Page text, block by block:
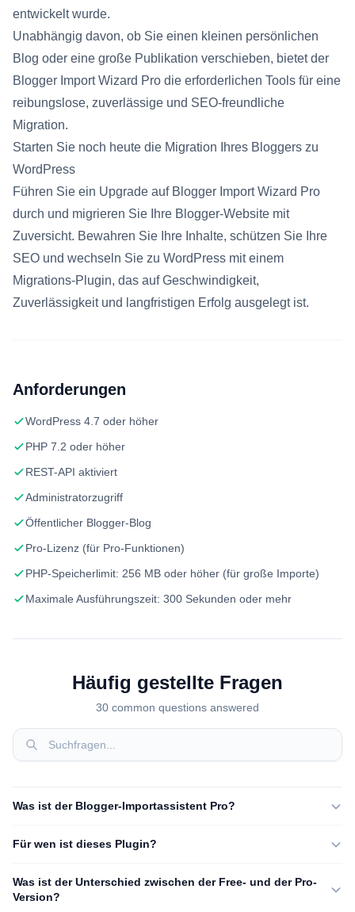
entwickelt wurde.
Unabhängig davon, ob Sie einen kleinen persönlichen
Blog oder eine große Publikation verschieben, bietet der
Blogger Import Wizard Pro die erforderlichen Tools für eine
reibungslose, zuverlässige und SEO-freundliche
Migration.
Starten Sie noch heute die Migration Ihres Bloggers zu
WordPress
Führen Sie ein Upgrade auf Blogger Import Wizard Pro
durch und migrieren Sie Ihre Blogger-Website mit
Zuversicht. Bewahren Sie Ihre Inhalte, schützen Sie Ihre
SEO und wechseln Sie zu WordPress mit einem
Migrations-Plugin, das auf Geschwindigkeit,
Zuverlässigkeit und langfristigen Erfolg ausgelegt ist.
Anforderungen
WordPress 4.7 oder höher
PHP 7.2 oder höher
REST-API aktiviert
Administratorzugriff
Öffentlicher Blogger-Blog
Pro-Lizenz (für Pro-Funktionen)
PHP-Speicherlimit: 256 MB oder höher (für große Importe)
Maximale Ausführungszeit: 300 Sekunden oder mehr
Häufig gestellte Fragen
30 common questions answered
Was ist der Blogger-Importassistent Pro?
Für wen ist dieses Plugin?
Was ist der Unterschied zwischen der Free- und der Pro-
Version?